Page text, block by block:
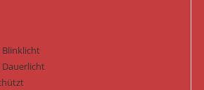
Blinklicht
Dauerlicht